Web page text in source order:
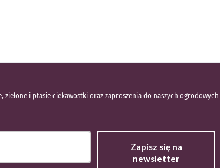
zielone i ptasie ciekawostki oraz zaproszenia do naszych ogrodowych
Zapisz się na
newsletter